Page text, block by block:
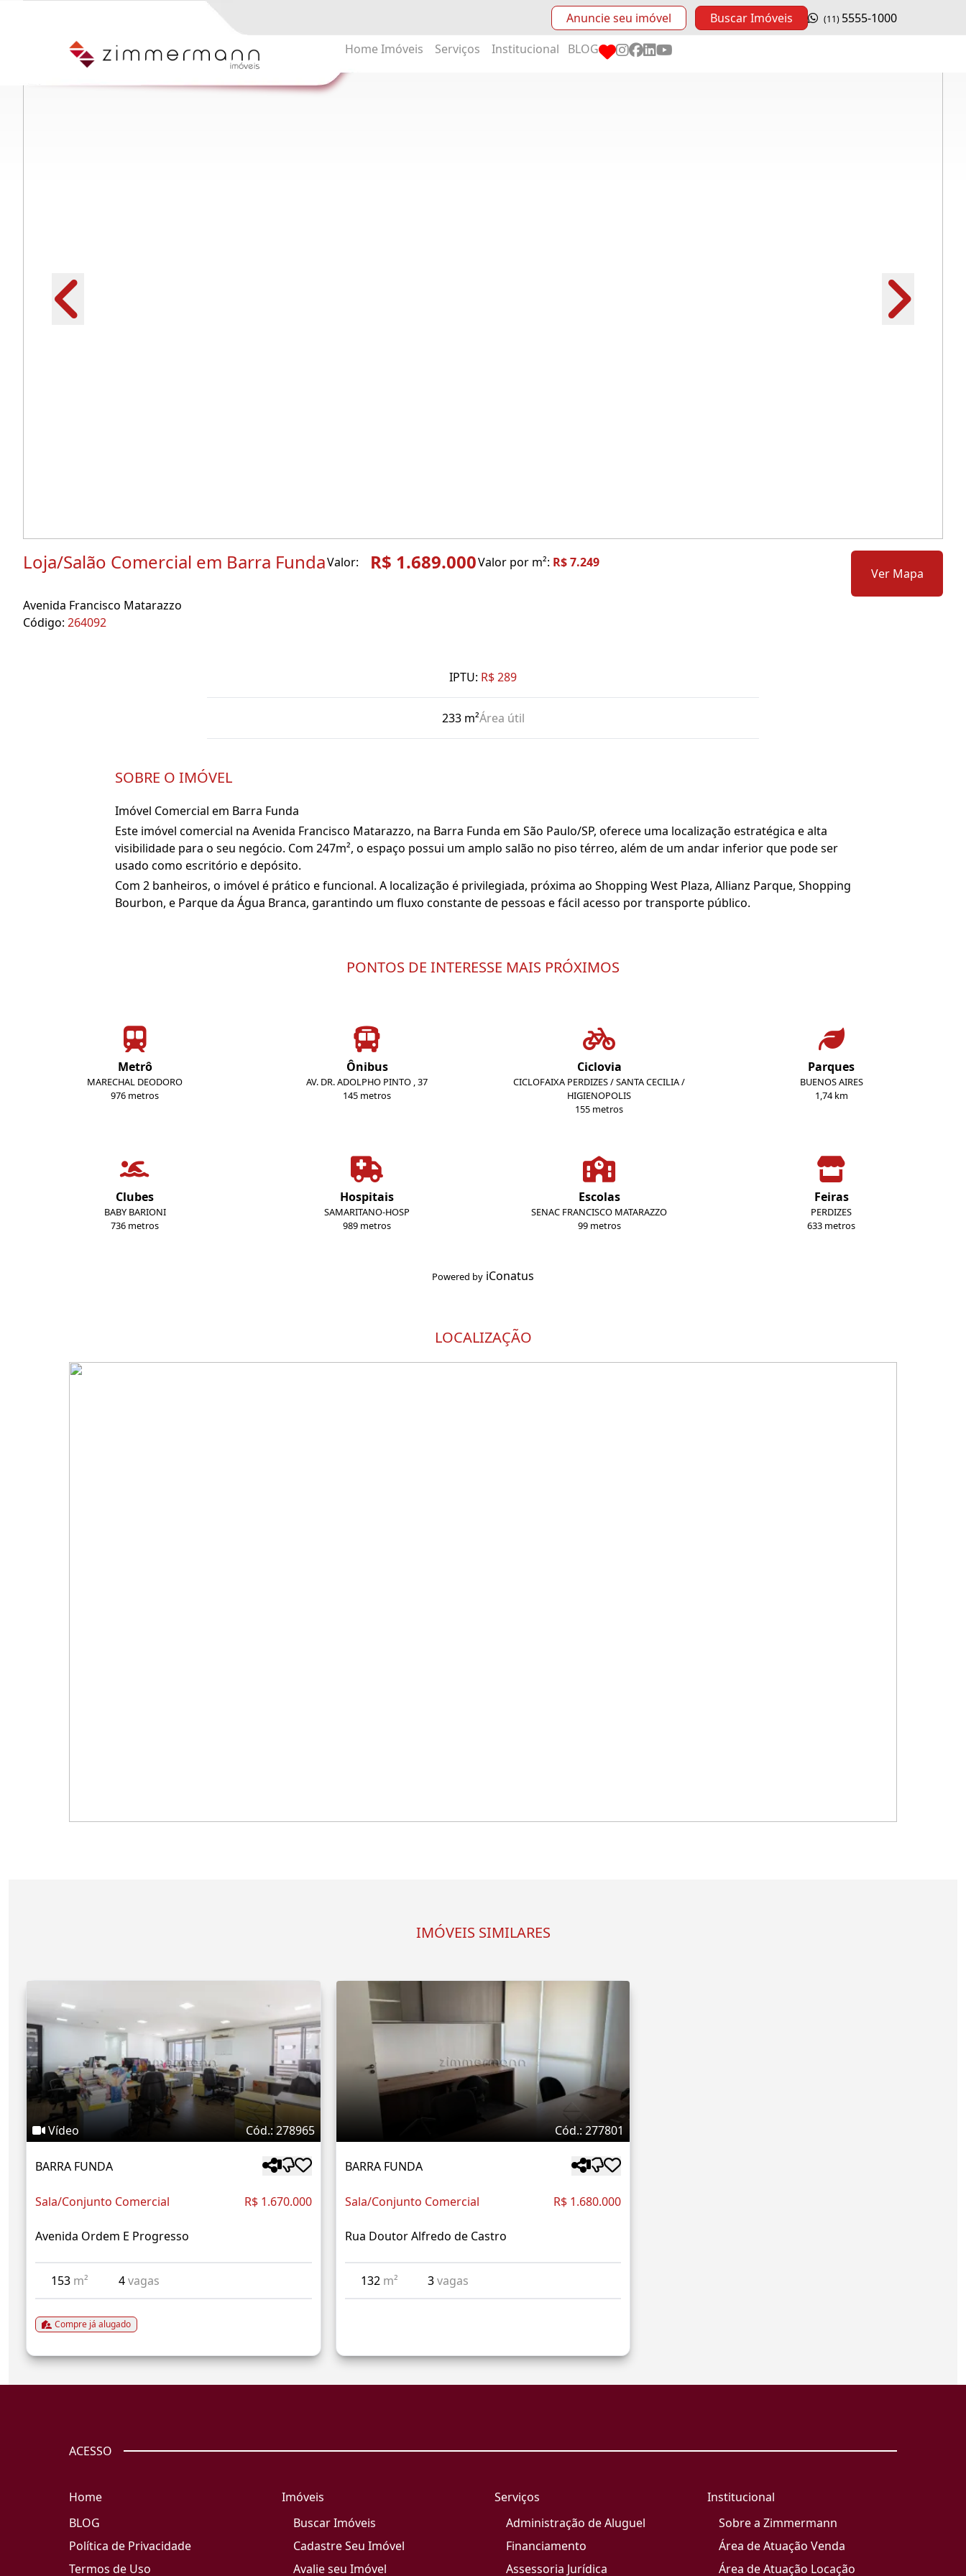
Anuncie seu imóvel Buscar Imóveis (11) 5555-1000
Home Imóveis Serviços Institucional BLOG
Loja/Salão Comercial em Barra FundaValor: R$ 1.689.000Valor por m²: R$ 7.249
Avenida Francisco Matarazzo
Código: 264092
Ver Mapa
IPTU: R$ 289
233 m²Área útil
SOBRE O IMÓVEL
Imóvel Comercial em Barra Funda
Este imóvel comercial na Avenida Francisco Matarazzo, na Barra Funda em São Paulo/SP, oferece uma localização estratégica e alta
visibilidade para o seu negócio. Com 247m², o espaço possui um amplo salão no piso térreo, além de um andar inferior que pode ser
usado como escritório e depósito.
Com 2 banheiros, o imóvel é prático e funcional. A localização é privilegiada, próxima ao Shopping West Plaza, Allianz Parque, Shopping
Bourbon, e Parque da Água Branca, garantindo um fluxo constante de pessoas e fácil acesso por transporte público.
PONTOS DE INTERESSE MAIS PRÓXIMOS
Metrô
MARECHAL DEODORO
976 metros
Ônibus
AV. DR. ADOLPHO PINTO , 37
145 metros
Ciclovia
CICLOFAIXA PERDIZES / SANTA CECILIA /
HIGIENOPOLIS
155 metros
Parques
BUENOS AIRES
1,74 km
Clubes
BABY BARIONI
736 metros
Hospitais
SAMARITANO-HOSP
989 metros
Escolas
SENAC FRANCISCO MATARAZZO
99 metros
Feiras
PERDIZES
633 metros
Powered by iConatus
LOCALIZAÇÃO
IMÓVEIS SIMILARES
Vídeo Cód.: 278965
BARRA FUNDA
Sala/Conjunto Comercial R$ 1.670.000
Avenida Ordem E Progresso
153 m² 4vagas
Compre já alugado
Cód.: 277801
BARRA FUNDA
Sala/Conjunto Comercial R$ 1.680.000
Rua Doutor Alfredo de Castro
132 m² 3vagas
ACESSO
Home
BLOG
Política de Privacidade
Termos de Uso
Imóveis
Buscar Imóveis
Cadastre Seu Imóvel
Avalie seu Imóvel
Serviços
Administração de Aluguel
Financiamento
Assessoria Jurídica
Institucional
Sobre a Zimmermann
Área de Atuação Venda
Área de Atuação Locação